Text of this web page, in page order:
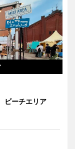
ビーチエリア